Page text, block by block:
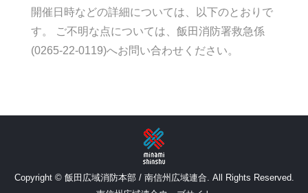
開催日時などの詳細については、以下のとおりで
す。 ご不明な点については、飯田消防署救急係
(0265-22-0119)へお問い合わせください。
Copyright © 飯田広域消防本部 / 南信州広域連合. All Rights Reserved.